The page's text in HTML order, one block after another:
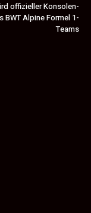
offizieller Konsolen-
BWT Alpine Formel 1-
Teams